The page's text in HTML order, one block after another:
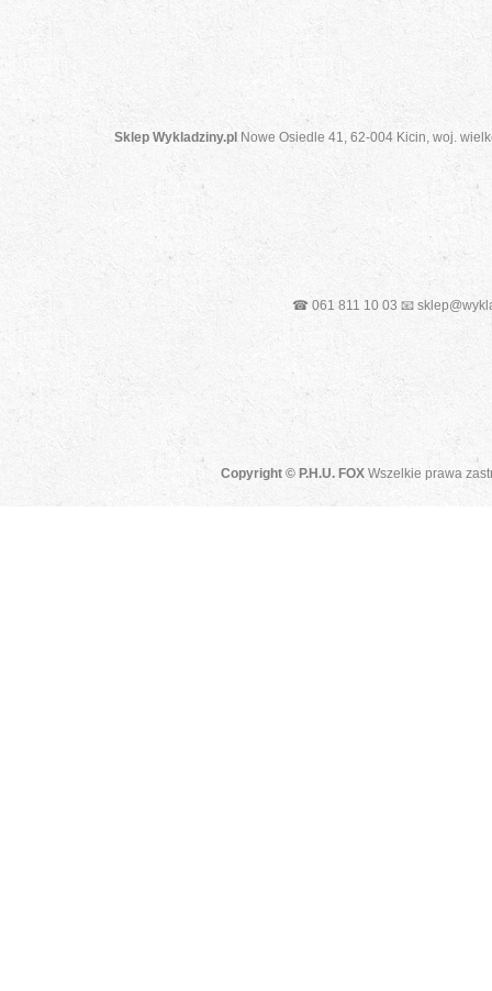
Sklep Wykladziny.pl Nowe Osiedle 41, 62-004 Kicin, woj.
☎ 061 811 10 03 📧
Copyright © P.H.U. FOX Wszelkie prawa